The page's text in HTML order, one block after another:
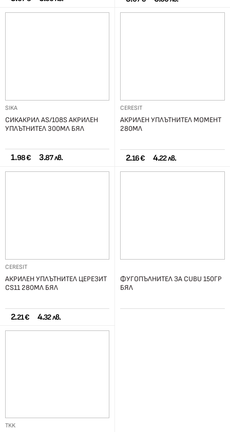
SIKA
СИКАКРИЛ AS/108S АКРИЛЕН
УПЛЪТНИТЕЛ 300МЛ БЯЛ
1.98 € 3.87 лв.
CERESIT
АКРИЛЕН УПЛЪТНИТЕЛ МОМЕНТ
280МЛ
2.16 € 4.22 лв.
CERESIT
АКРИЛЕН УПЛЪТНИТЕЛ ЦЕРЕЗИТ
CS11 280МЛ БЯЛ
2.21 € 4.32 лв.
ФУГОПЪЛНИТЕЛ ЗА CUBU 150ГР
БЯЛ
TKK